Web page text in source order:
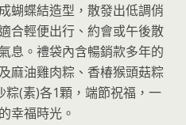
蝴蝶結造型，散發出低調俏
合輕便出行、約會或午後散
息。禮袋內含暢銷款多年的
麻油雞肉粽、香椿猴頭菇粽
(素)各1顆，端節祝福，一
幸福時光。